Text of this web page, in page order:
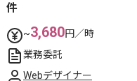
件
~3,680円／時
業務委託
Webデザイナー